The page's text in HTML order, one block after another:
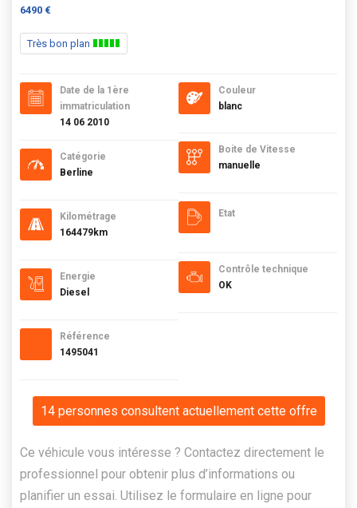
6490 €
Très bon plan
Date de la 1ère
immatriculation
14 06 2010
Catégorie
Berline
Kilométrage
164479km
Energie
Diesel
Référence
1495041
Couleur
blanc
Boite de Vitesse
manuelle
Etat
Contrôle technique
OK
14 personnes consultent actuellement cette offre
Ce véhicule vous intéresse ? Contactez directement le
professionnel pour obtenir plus d’informations ou
planifier un essai. Utilisez le formulaire en ligne pour